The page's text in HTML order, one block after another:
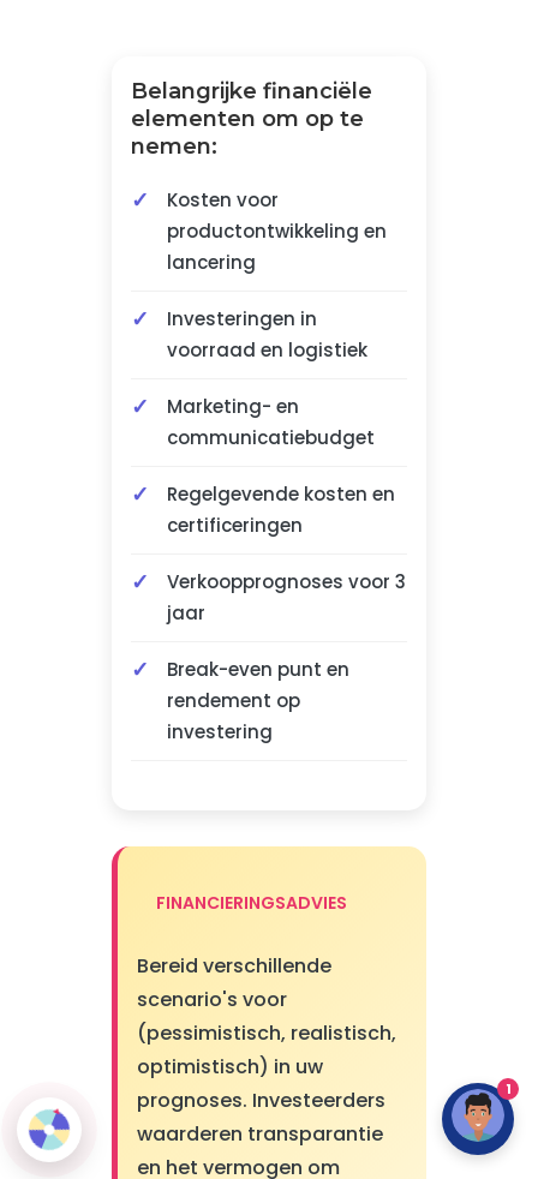
Belangrijke financiële
elementen om op te
nemen:
Kosten voor
productontwikkeling en
lancering
Investeringen in
voorraad en logistiek
Marketing- en
communicatiebudget
Regelgevende kosten en
certificeringen
Verkoopprognoses voor 3
jaar
Break-even punt en
rendement op
investering
FINANCIERINGSADVIES
Bereid verschillende
scenario's voor
(pessimistisch, realistisch,
optimistisch) in uw
prognoses. Investeerders
waarderen transparantie
en het vermogen om
1